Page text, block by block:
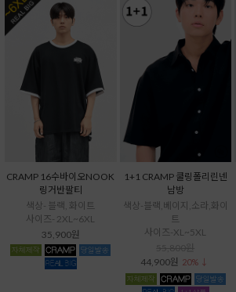
CRAMP 16수바이오NOOK
링거반팔티
색상- 블랙, 화이트
사이즈- 2XL~6XL
35,900원
1+1 CRAMP 쿨링폴리린넨
남방
색상-블랙,베이지,소라,화이
트
사이즈-XL~5XL
44,900원 20% ↓